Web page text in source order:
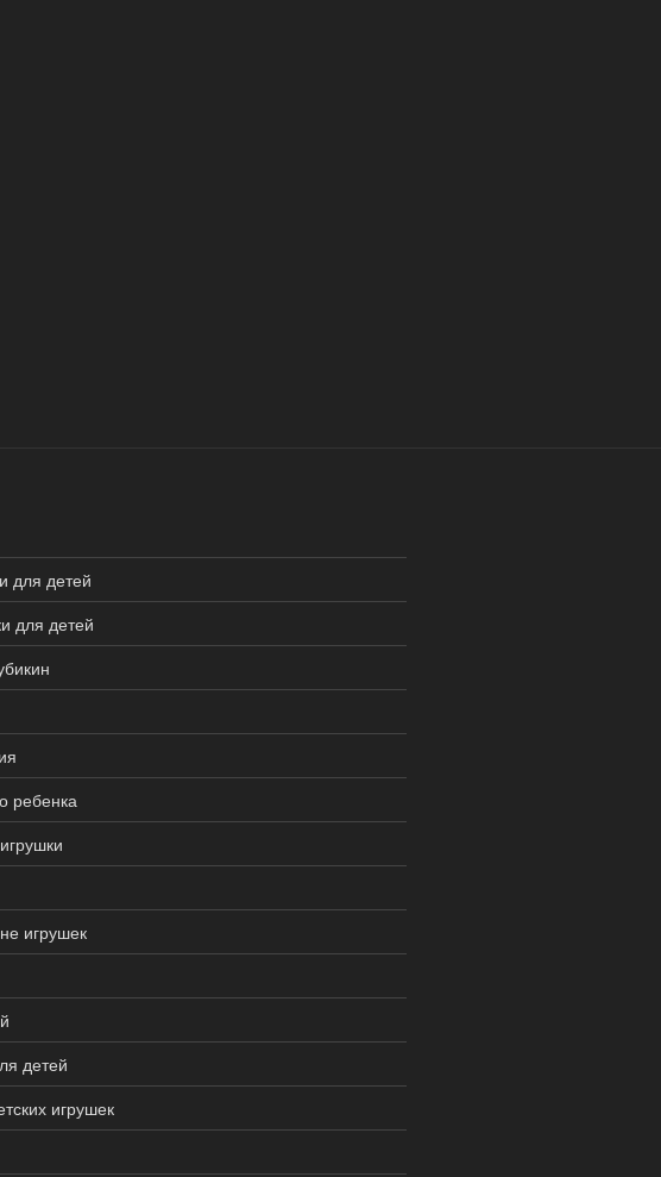
для детей
для детей
ребенка
игрушек
детей
игрушек